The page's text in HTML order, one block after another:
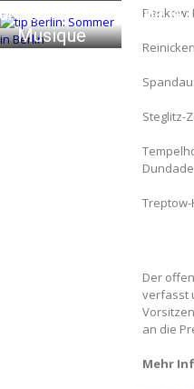
Pankow:
Steglitz-
Treptow-
Der
verfasst
an die
Mehr
zur Fête de la
Musique